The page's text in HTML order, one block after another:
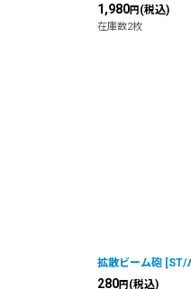
1,980円 (税込)
在庫数2枚
拡散ビーム砲 [ST/
280円 (税込)